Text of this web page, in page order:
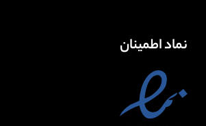
نماد اطمینان